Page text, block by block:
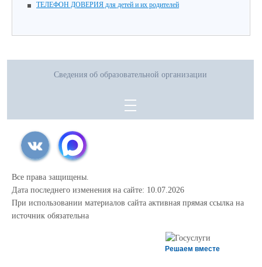
ТЕЛЕФОН ДОВЕРИЯ для детей и их родителей
Сведения об образовательной организации
Все права защищены.
Дата последнего изменения на сайте: 10.07.2026
При использовании материалов сайта активная прямая ссылка на
источник обязательна
Решаем вместе